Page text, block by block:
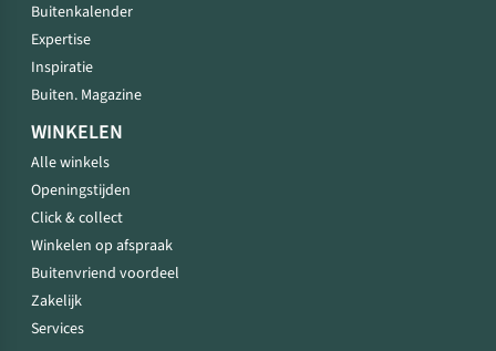
Buitenkalender
Expertise
Inspiratie
Buiten. Magazine
WINKELEN
Alle winkels
Openingstijden
Click & collect
Winkelen op afspraak
Buitenvriend voordeel
Zakelijk
Services